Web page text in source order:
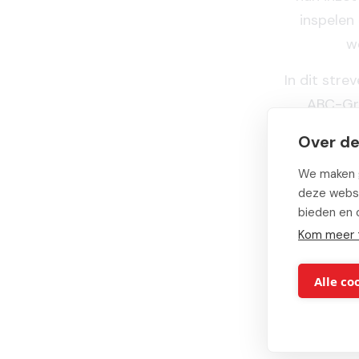
In dit
ABC-
ICT-
Ten
Hierdoor
Over
We
deze
bieden en
Kom
Alle